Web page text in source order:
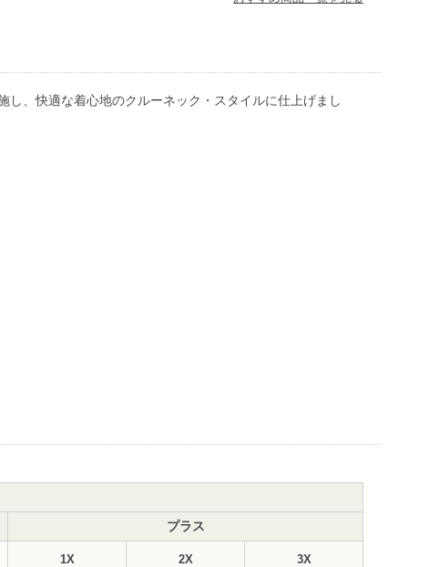
、快適な着心地のクルーネック・スタイルに仕上げまし
プラス
1X 2X 3X